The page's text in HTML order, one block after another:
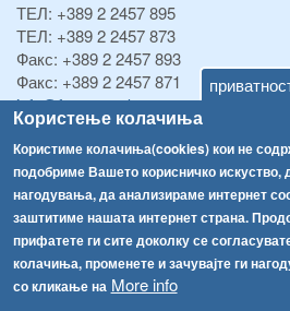
Користење колачиња
Користиме колачиња(cookies) кои не
подобриме Вашето корисничко
нагодувања, да анализираме интернет
заштитиме нашата интернет страна.
прифатете ги сите доколку се
колачиња, променете и зачувајте ги
со кликање на More info
ТЕЛ: +389 2 2457 895
ТЕЛ: +389 2 2457 873
Факс: +389 2 2457 893
Факс: +389 2 2457 871
info@fva.gov.mk
[АХВ-претходна страна]
Соопштенија
Република Бугарија ги засили официјалните контроли при увоз на свежо овошје и зеленчук
Високите температури ризик од труење со храна, опасни се и за животните
Водата во Гостивар може да се користи како техничка, продолжува испораката на флаширана вода
Навигација
Архива
Регистри
Обрасци